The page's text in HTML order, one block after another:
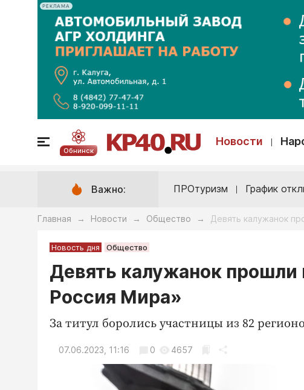
РЕКЛАМА
Обнинск
Новости
Важно: ПРОтуризм График
Главная → Новости → Общество → Девять калужанок
Новость дня Общество
Девять калужанок
Россия Мира»
За титул боролись участницы из 82
07.06.2023, 11:16 0 4657